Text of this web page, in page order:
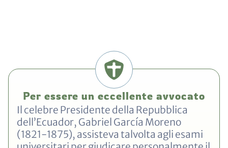
Per essere un eccellente avvocato
Il celebre Presidente della Repubblica
dell’Ecuador, Gabriel García Moreno
(1821-1875), assisteva talvolta agli esami